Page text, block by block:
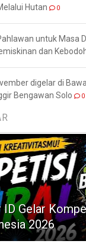
Hutan
0
untuk Masa
dan
digelar di
Bengawan Solo
0
ID Gelar
2026